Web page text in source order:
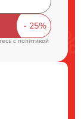
cполитикой